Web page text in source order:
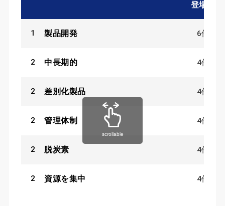
登場数
1 製品開発 6件
2 中長期的 4件
2 差別化製品 4件
2 管理体制 4件
2 脱炭素 4件
2 資源を集中 4件
scrollable